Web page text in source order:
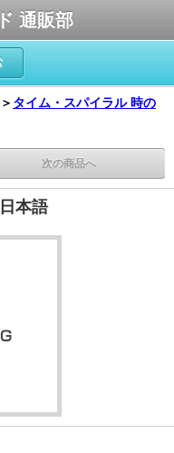
通販部
＞ タイム・スパイラル 時の
次の商品へ
本語